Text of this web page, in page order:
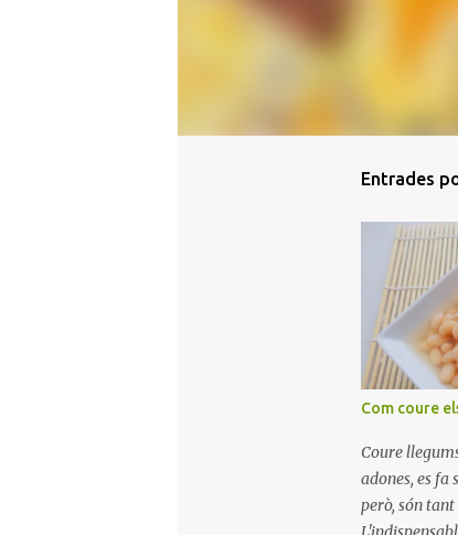
Entrades
Com coure
Coure
adones, es fa
però, són tant